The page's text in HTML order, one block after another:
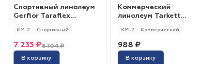
Спортивный линолеум
Gerflor Taraflex
Beige
КМ-2 Спортивный
8 104 ₽
7 235 ₽
В корзину
Коммерческий
линолеум Tarkett
КМ-2 Коммерческий
988 ₽
В корзину